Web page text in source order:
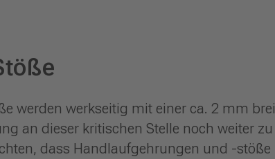
werden werkseitig mit einer ca. 2 mm
an dieser kritischen Stelle noch weiter zu
dass Handlaufgehrungen und -stöße